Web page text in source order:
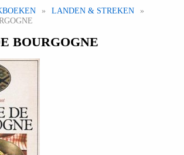
» LANDEN & STREKEN
»
BOURGOGNE